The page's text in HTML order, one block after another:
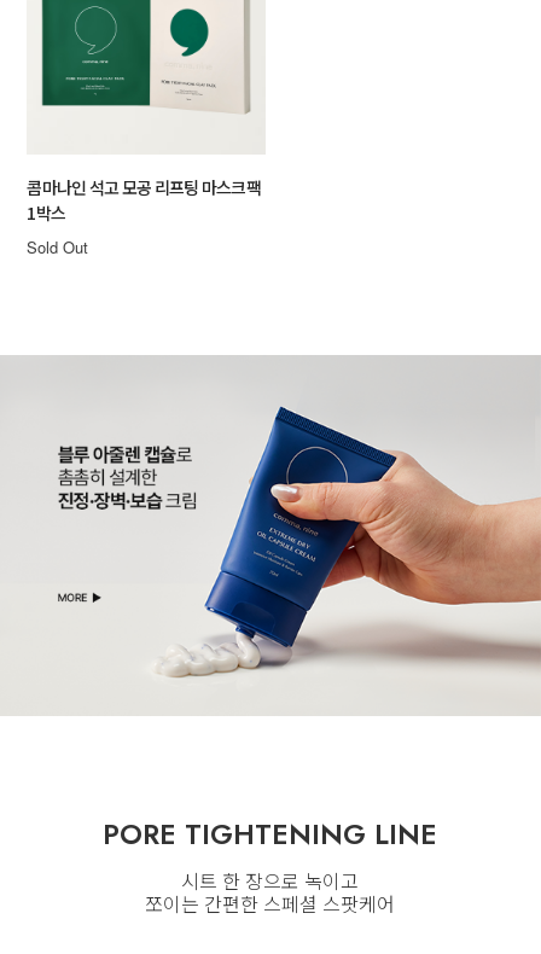
콤마나인 석고 모공 리프팅 마스크팩
1박스
Sold Out
PORE TIGHTENING LINE
시트 한 장으로 녹이고
쪼이는 간편한 스페셜 스팟케어